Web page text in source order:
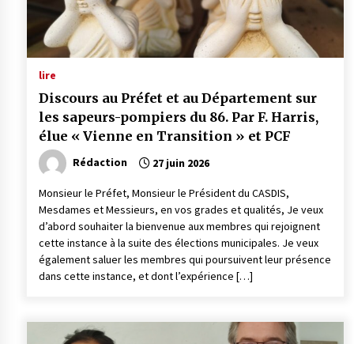
lire
Discours au Préfet et au Département sur
les sapeurs-pompiers du 86. Par F. Harris,
élue « Vienne en Transition » et PCF
Rédaction 27 juin 2026
Monsieur le Préfet, Monsieur le Président du CASDIS,
Mesdames et Messieurs, en vos grades et qualités, Je veux
d’abord souhaiter la bienvenue aux membres qui rejoignent
cette instance à la suite des élections municipales. Je veux
également saluer les membres qui poursuivent leur présence
dans cette instance, et dont l’expérience […]